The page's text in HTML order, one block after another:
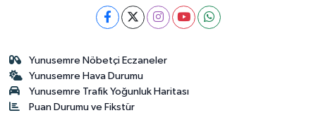
Yunusemre Nöbetçi Eczaneler
Yunusemre Hava Durumu
Yunusemre Trafik Yoğunluk Haritası
Puan Durumu ve Fikstür